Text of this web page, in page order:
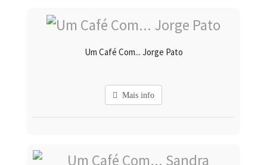
Um Café Com... Jorge Pato
Mais info